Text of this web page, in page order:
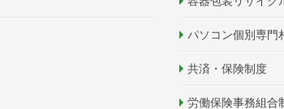
パソコン個別専門
共済・保険制度
労働保険事務組合